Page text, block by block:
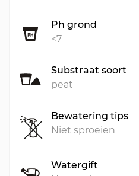
Ph grond
<7
Substraat soort
peat
Bewatering tips
Niet sproeien
Watergift